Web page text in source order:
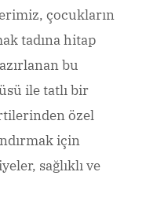
çocukların
tadına hitap
bu
ile tatlı bir
özel
için
sağlıklı ve